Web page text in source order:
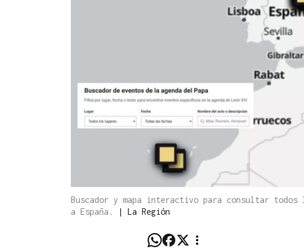
Buscador y mapa interactivo para consultar
a España.
| La Región